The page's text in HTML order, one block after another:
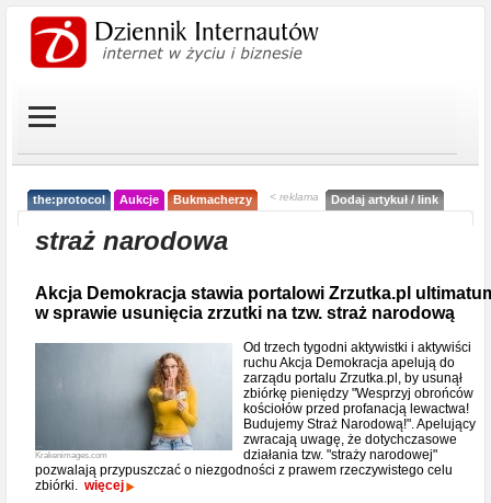
the:protocol Aukcje Bukmacherzy < reklama Dodaj artykuł / link
straż narodowa
Akcja Demokracja stawia portalowi Zrzutka.pl
w sprawie usunięcia zrzutki na tzw. straż narodową
Krakenimages.com
Od trzech tygodni aktywistki i aktywiści
ruchu Akcja Demokracja apelują do
zarządu portalu Zrzutka.pl, by usunął
zbiórkę pieniędzy "Wesprzyj obrońców
kościołów przed profanacją lewactwa!
Budujemy Straż Narodową!". Apelujący
zwracają uwagę, że dotychczasowe
działania tzw. "straży narodowej"
pozwalają przypuszczać o niezgodności z prawem rzeczywistego celu
zbiórki. więcej